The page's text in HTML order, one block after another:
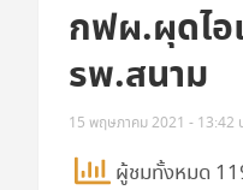
กฟผ.ผุดไอ
รพ.สนาม
15 พฤษภาคม 2021 - 13:42
ผู้ชมทั้งหมด